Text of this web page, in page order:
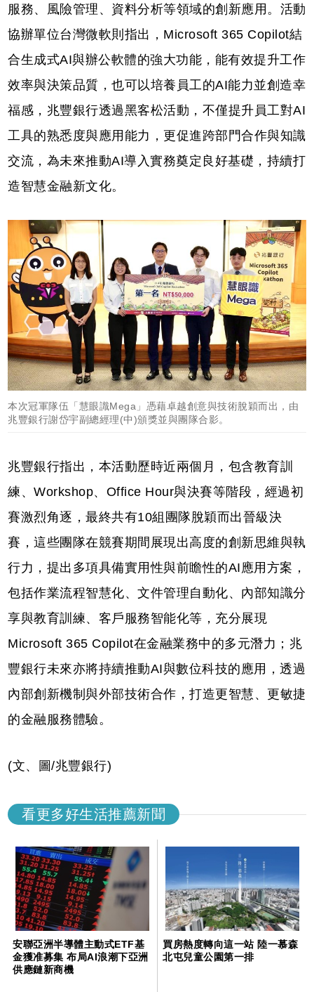
服務、風險管理、資料分析等領域的創新應用。活動
協辦單位台灣微軟則指出，Microsoft 365 Copilot結
合生成式AI與辦公軟體的強大功能，能有效提升工作
效率與決策品質，也可以培養員工的AI能力並創造幸
福感，兆豐銀行透過黑客松活動，不僅提升員工對AI
工具的熟悉度與應用能力，更促進跨部門合作與知識
交流，為未來推動AI導入實務奠定良好基礎，持續打
造智慧金融新文化。
本次冠軍隊伍「慧眼識Mega」憑藉卓越創意與技術脫穎而出，由
兆豐銀行謝岱宇副總經理(中)頒獎並與團隊合影。
兆豐銀行指出，本活動歷時近兩個月，包含教育訓
練、Workshop、Office Hour與決賽等階段，經過初
賽激烈角逐，最終共有10組團隊脫穎而出晉級決
賽，這些團隊在競賽期間展現出高度的創新思維與執
行力，提出多項具備實用性與前瞻性的AI應用方案，
包括作業流程智慧化、文件管理自動化、內部知識分
享與教育訓練、客戶服務智能化等，充分展現
Microsoft 365 Copilot在金融業務中的多元潛力；兆
豐銀行未來亦將持續推動AI與數位科技的應用，透過
內部創新機制與外部技術合作，打造更智慧、更敏捷
的金融服務體驗。
(文、圖/兆豐銀行)
看更多好生活推薦新聞
安聯亞洲半導體主動式ETF基
金獲准募集 布局AI浪潮下亞洲
供應鏈新商機
買房熱度轉向這一站 陸一慕森
北屯兒童公園第一排